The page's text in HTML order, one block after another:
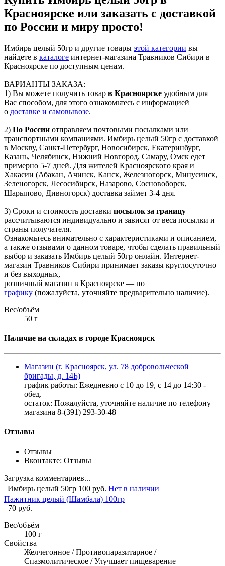
Красноярске или заказать с доставкой
по России и миру просто!
Имбирь целый 50гр и другие товары этой категории вы
найдете в каталоге интернет-магазина Травников Сибири в
Красноярске по доступным ценам.
ВАРИАНТЫ ЗАКАЗА:
1) Вы можете получить товар в Красноярске удобным для
Вас способом, для этого ознакомьтесь с информацией
о доставке и самовывозе.
2) По России отправляем почтовыми посылками или
транспортными компаниями. Имбирь целый 50гр с доставкой
в Москву, Санкт-Петербург, Новосибирск, Екатеринбург,
Казань, Челябинск, Нижний Новгород, Самару, Омск едет
примерно 5-7 дней. Для жителей Красноярского края и
Хакасии (Абакан, Ачинск, Канск, Железногорск, Минусинск,
Зеленогорск, Лесосибирск, Назарово, Сосновоборск,
Шарыпово, Дивногорск) доставка займет 3-4 дня.
3) Сроки и стоимость доставки посылок за границу
рассчитываются индивидуально и зависят от веса посылки и
страны получателя.
Ознакомьтесь внимательно с характеристиками и описанием,
а также отзывами о данном товаре, чтобы сделать правильный
выбор и заказать Имбирь целый 50гр онлайн. Интернет-
магазин Травников Сибири принимает заказы круглосуточно
и без выходных,
розничный магазин в Красноярске — по
графику (пожалуйста, уточняйте предварительно наличие).
Вес/объём
50 г
Наличие на складах в городе Красноярск
Магазин (г. Красноярск, ул. 78 добровольческой
бригады, д. 14Б)
график работы: Ежедневно с 10 до 19, с 14 до 14:30 -
обед.
остаток: Пожалуйста, уточняйте наличие по телефону
магазина 8-(391) 293-30-48
Отзывы
Отзывы
Вконтакте: Отзывы
Загрузка комментариев...
Имбирь целый 50гр 100 руб. Нет в наличии
Пажитник целый (Шамбала) 100гр
70 руб.
Вес/объём
100 г
Свойства
Желчегонное / Противопаразитарное /
Спазмолитическое / Улучшает пищеварение